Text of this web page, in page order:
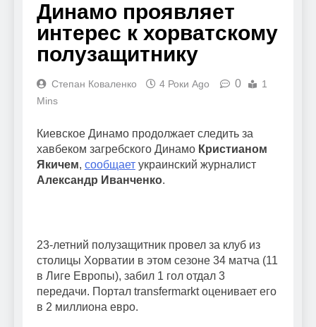
Динамо проявляет
интерес к хорватскому
полузащитнику
Степан Коваленко 4 Роки Ago 0
1
Mins
Киевское Динамо продолжает следить за
хавбеком загребского Динамо Кристианом
Якичем, сообщает украинский журналист
Александр Иванченко.
23-летний полузащитник провел за клуб из
столицы Хорватии в этом сезоне 34 матча (11
в Лиге Европы), забил 1 гол отдал 3
передачи. Портал transfermarkt оценивает его
в 2 миллиона евро.